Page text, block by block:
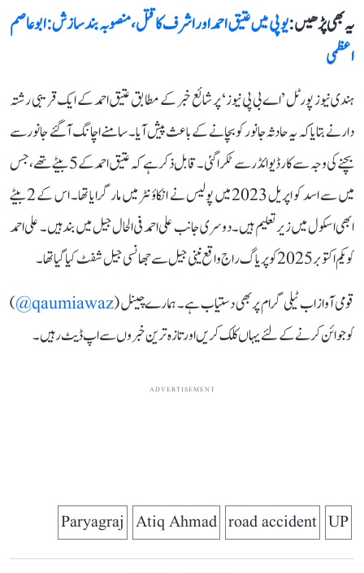
یہ بھی پڑھیں :یوپی میں عتیق احمد اور اشرف کا قتل، منصوبہ بند سازش: ابو عاصم
اعظمی
ہندی نیوز پورٹل ’اے بی پی نیوز‘ پر شائع خبر کے مطابق عتیق احمد کے ایک قریبی رشتہ
دار نے بتایا کہ یہ حادثہ جانور کو بچانے کے باعث پیش آیا۔ سامنے اچانگ آ گئے جانور سے
بچنے کی وجہ سے کار ڈیوائڈر سے ٹکرا گئی۔ قابل ذکر ہے کہ عتیق احمد کے 5 بیٹے تھے، جس
میں سے اسد کو اپریل 2023 میں پولیس نے انکاؤنٹر میں مار گرایا تھا۔ اس کے 2 بیٹے
ابھی اسکول میں زیر تعلیم ہیں۔ دوسری جانب علی احمد فی الحال جیل میں بند ہیں۔ علی احمد
کو یکم اکتوبر 2025 کو پریاگ راج واقع نینی جیل سے جھانسی جیل شفٹ کیا گیا تھا۔
قومی آواز اب ٹیلی گرام پر بھی دستیاب ہے۔ ہمارے چینل (qaumiawaz@
)
کو جوائن کرنے کے لئے یہاں کلک کریں اور تازہ ترین خبروں سے اپ ڈیٹ رہیں۔
ADVERTISEMENT
UP
road accident
Atiq Ahmad
Paryagraj